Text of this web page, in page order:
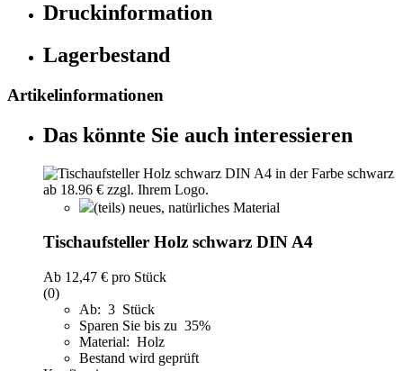
Druckinformation
Lagerbestand
Artikelinformationen
Das könnte Sie auch interessieren
(teils) neues, natürliches Material
Tischaufsteller Holz schwarz DIN A4
Ab 12,47 € pro Stück
(0)
Ab: 3 Stück
Sparen Sie bis zu 35%
Material: Holz
Bestand wird geprüft